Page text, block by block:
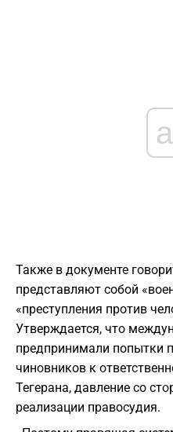
Также в документе
представляют собой
«преступления против
Утверждается, что
предпринимали попытки
чиновников к
Тегерана, давление со
реализации правосудия.